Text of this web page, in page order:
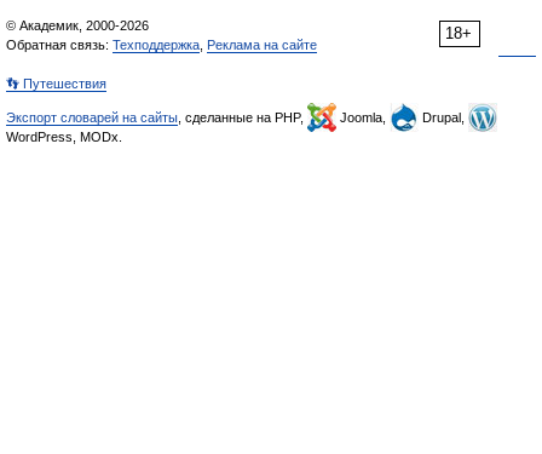
18+
© Академик, 2000-2026
Обратная связь: Техподдержка Реклама на сайте
👣 Путешествия
Экспорт словарей на сайты , сделанные на PHP, Joomla,
Drupal,
WordPress, MODx.